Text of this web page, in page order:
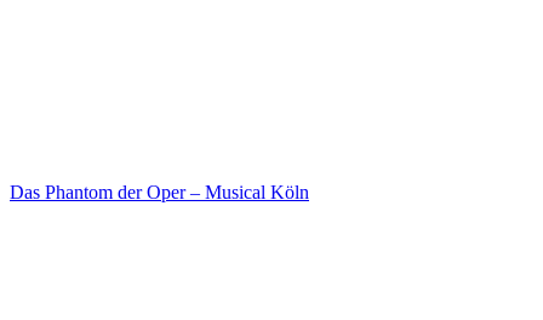
Das Phantom der Oper – Musical Köln